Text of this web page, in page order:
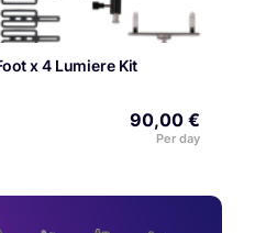
x 4 Lumiere Kit
90,00 €
Per day